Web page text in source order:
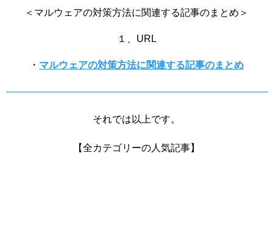
＜マルウェアの対策方法に関連する記事のまとめ＞
１、URL
・ マルウェアの対策方法に関連する記事のまとめ
それでは以上です。
【全カテゴリーの人気記事】